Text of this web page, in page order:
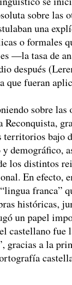
sobre las
una
o formales
—la tasa de
después
que fueran
sobre las
Reconquista,
territorios bajo
demográfico,
los distintos
En efecto,
franca”
históricas,
un papel
castellano
gracias a la